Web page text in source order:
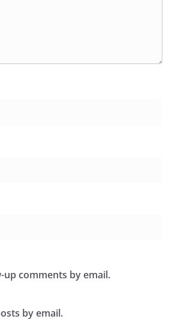
comments by email.
by email.